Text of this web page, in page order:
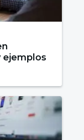
ejemplos